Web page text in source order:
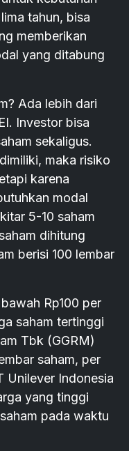
tahun, bisa
memberikan
yang ditabung
Ada lebih dari
Investor bisa
sekaligus.
maka risiko
karena
modal
5-10 saham
dihitung
berisi 100 lembar
Rp100 per
saham tertinggi
Tbk (GGRM)
saham, per
Unilever Indonesia
yang tinggi
pada waktu